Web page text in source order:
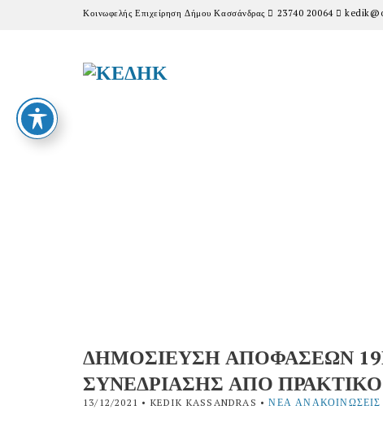
Κοινωφελής Επιχείρηση Δήμου Κασσάνδρας 23740 20064
ΔΗΜΟΣΙΕΥΣΗ ΑΠΟΦΑΣΕΩΝ
ΣΥΝΕΔΡΙΑΣΗΣ ΑΠΟ ΠΡΑΚΤΙΚΟ
13/12/2021 • KEDIK KASSANDRAS •ΝΈΑ ΑΝΑΚΟΙΝΏΣΕΙΣ